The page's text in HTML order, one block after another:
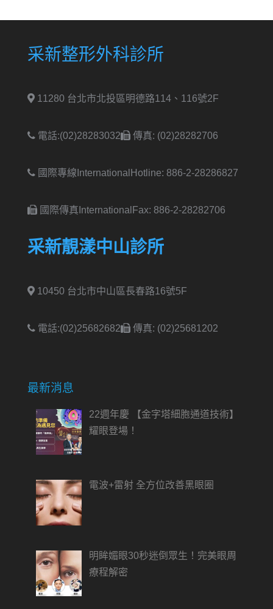
采新整形外科診所
11280 台北市北投區明德路114、116號2F
電話:(02)28283032 傳真: (02)28282706
國際專線International Hotline: 886-2-28286827
國際傳真International Fax: 886-2-28282706
采新靚漾中山診所
10450 台北市中山區長春路16號5F
電話:(02)25682682 傳真: (02)25681202
最新消息
22週年慶 【金字塔細胞通道技術】
耀眼登場！
電波+雷射 全方位改善黑眼圈
明眸媚眼30秒迷倒眾生！完美眼周
療程解密